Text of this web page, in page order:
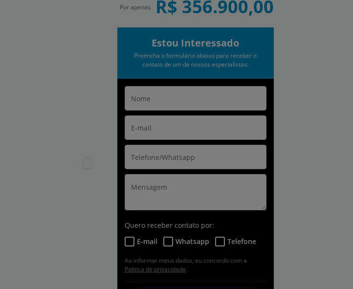
Por apenas R$ 356.900,00
Estou Interessado
Preencha o formulário abaixo para receber o
contato de um de nossos especialistas:
Quero receber contato por:
E-mail
Whatsapp Telefone
Ao informar meus dados, eu concordo com a
Política de privacidade.